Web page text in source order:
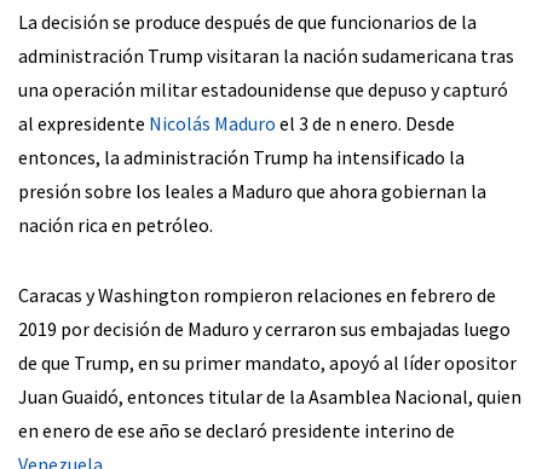
La decisión se produce después de que funcionarios de la
administración Trump visitaran la nación sudamericana tras
una operación militar estadounidense que depuso y capturó
al expresidente Nicolás Maduro el 3 de n enero. Desde
entonces, la administración Trump ha intensificado la
presión sobre los leales a Maduro que ahora gobiernan la
nación rica en petróleo.
Caracas y Washington rompieron relaciones en febrero de
2019 por decisión de Maduro y cerraron sus embajadas luego
de que Trump, en su primer mandato, apoyó al líder opositor
Juan Guaidó, entonces titular de la Asamblea Nacional, quien
en enero de ese año se declaró presidente interino de